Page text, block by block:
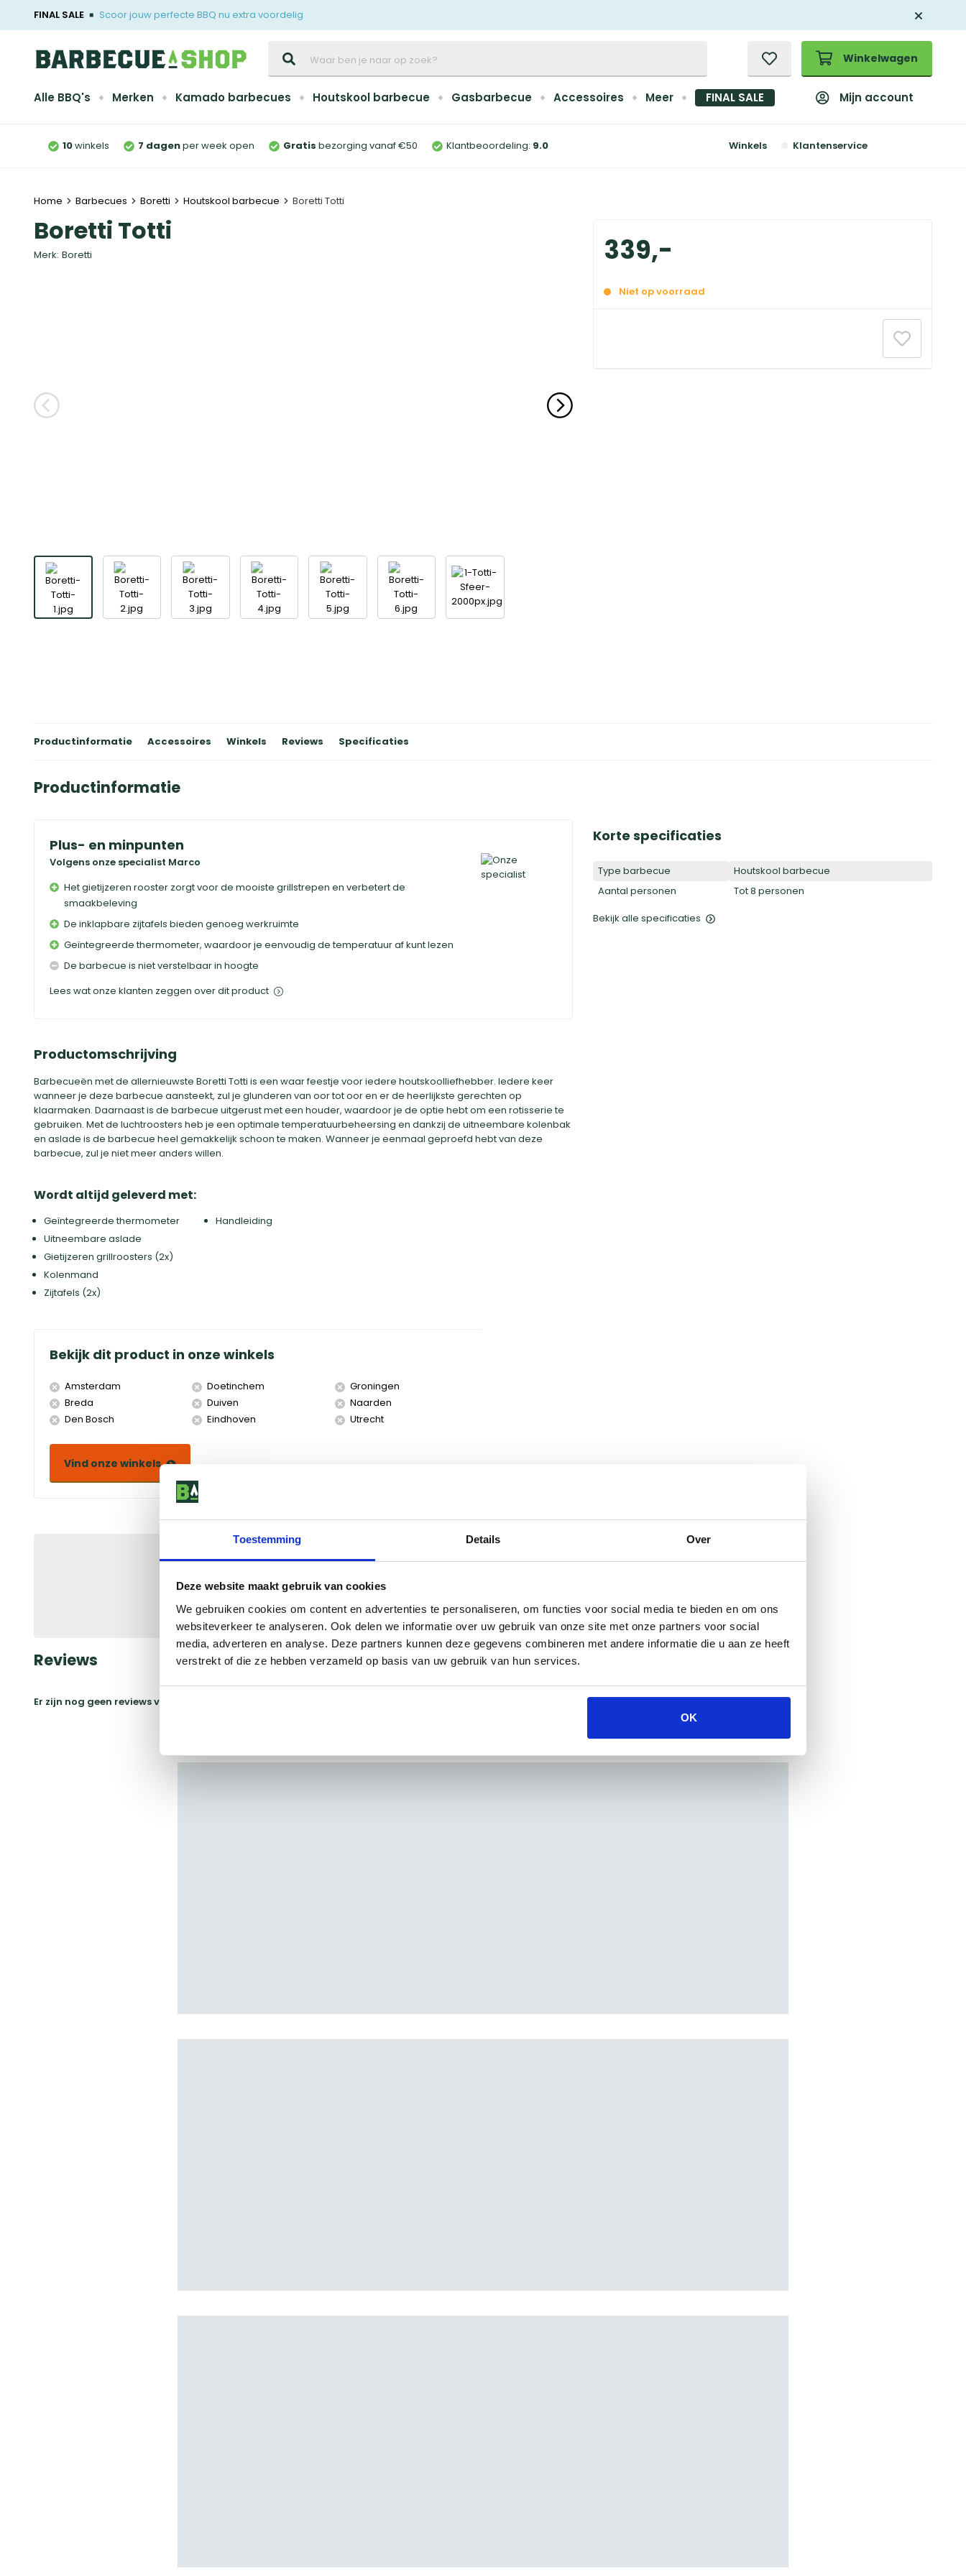
Toestemming Details Over
Deze website maakt gebruik van cookies
We gebruiken cookies om content en advertenties te personaliseren, om functies voor social media te bieden en om ons
websiteverkeer te analyseren. Ook delen we informatie over uw gebruik van onze site met onze partners voor social
media, adverteren en analyse. Deze partners kunnen deze gegevens combineren met andere informatie die u aan ze heeft
verstrekt of die ze hebben verzameld op basis van uw gebruik van hun services.
OK
FINAL SALE Scoor jouw perfecte BBQ nu extra voordelig
Winkelwagen
Alle BBQ's Merken Kamado barbecues Houtskool barbecue Gasbarbecue Accessoires Meer FINAL SALE Mijn account
10winkels 7 dagenper week open Gratis bezorging vanaf €50 Klantbeoordeling: 9.0 Winkels Klantenservice
Home Barbecues Boretti Houtskool barbecue Boretti Totti
Boretti Totti
Merk: Boretti 339,-
Niet op voorraad
Productinformatie Accessoires Winkels Reviews Specificaties
Productinformatie
Plus- en minpunten
Volgens onze specialist Marco
Het gietijzeren rooster zorgt voor de mooiste grillstrepen en verbetert de
smaakbeleving
De inklapbare zijtafels bieden genoeg werkruimte
Geïntegreerde thermometer, waardoor je eenvoudig de temperatuur af kunt lezen
De barbecue is niet verstelbaar in hoogte
Lees wat onze klanten zeggen over dit product
Productomschrijving
Barbecueën met de allernieuwste Boretti Totti is een waar feestje voor iedere houtskoolliefhebber. Iedere keer
wanneer je deze barbecue aansteekt, zul je glunderen van oor tot oor en er de heerlijkste gerechten op
klaarmaken. Daarnaast is de barbecue uitgerust met een houder, waardoor je de optie hebt om een rotisserie te
gebruiken. Met de luchtroosters heb je een optimale temperatuurbeheersing en dankzij de uitneembare kolenbak
en aslade is de barbecue heel gemakkelijk schoon te maken. Wanneer je eenmaal geproefd hebt van deze
barbecue, zul je niet meer anders willen.
Wordt altijd geleverd met:
Geïntegreerde thermometer
Uitneembare aslade
Gietijzeren grillroosters (2x)
Kolenmand
Zijtafels (2x)
Handleiding
Korte specificaties
Type barbecue
Houtskool barbecue
Aantal personen
Tot 8 personen
Bekijk alle specificaties
Bekijk dit product in onze winkels
Amsterdam
Breda
Den Bosch
Doetinchem
Duiven
Eindhoven
Groningen
Naarden
Utrecht
Vind onze winkels
Ontvanggegarandeerd kortingop dit product. Vraag
korting!
Bekijk de actievoorwaarden
Reviews
Er zijn nog geen reviews voor dit product